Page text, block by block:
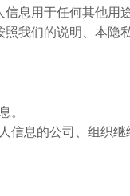
息用于任何其他用途
我们的说明、本隐
。
信息的公司、组织